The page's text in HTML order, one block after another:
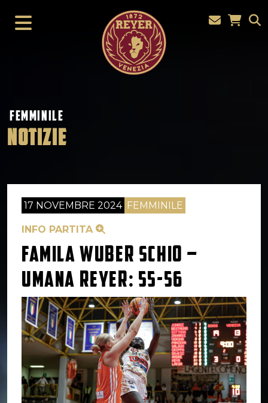
FEMMINILE
NOTIZIE
17 NOVEMBRE 2024 FEMMINILE
INFO PARTITA
FAMILA WUBER SCHIO –
UMANA REYER: 55-56